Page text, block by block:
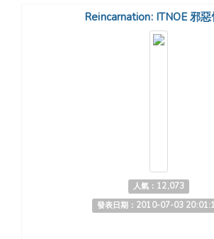
Reincarnation: ITNOE 邪
人氣：12,073
發表日期：2010-07-03